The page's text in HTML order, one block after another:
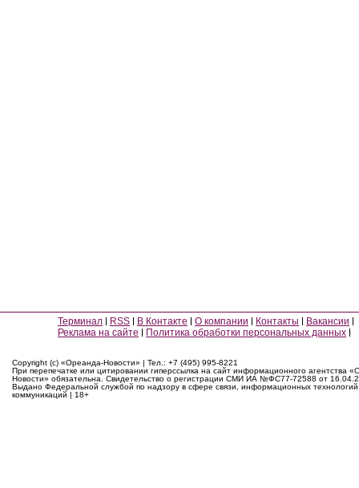
Терминал RSS В Контакте О компании Контакты
Вакансии
Реклама на сайте
Политика обработки персональных данных
Copyright (c) «Ореанда-Новости» | Тел.: +7 (495) 995-8221
При перепечатке или цитировании гиперссылка на сайт информационного агентства
Новости» обязательна. Свидетельство о регистрации СМИ ИА №ФС77-72588 от
Выдано Федеральной службой по надзору в сфере связи, информационных
коммуникаций | 18+